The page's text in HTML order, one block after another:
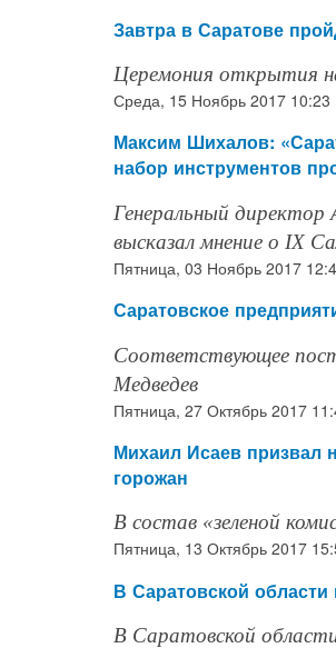
Завтра в Саратове
Церемония открытия
Среда, 15 Ноябрь 2017 10:23
Максим Шихалов:
набор инструментов
Генеральный
высказал мнение о IX
Пятница, 03 Ноябрь 2017
Саратовское
Соответствующее
Медведев
Пятница, 27 Октябрь 2017
Михаил Исаев призвал
горожан
В состав «зеленой
Пятница, 13 Октябрь 2017
В Саратовской
В Саратовской